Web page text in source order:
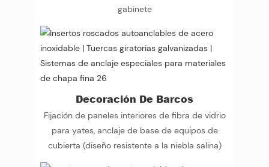
gabinete
Decoración De Barcos
Fijación de paneles interiores de fibra de vidrio
para yates, anclaje de base de equipos de
cubierta (diseño resistente a la niebla salina)